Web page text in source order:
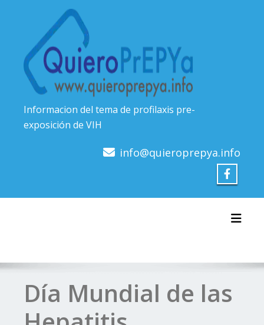
Informacion del tema de profilaxis pre-
exposición de VIH
info@quieroprepya.info
Día Mundial de las